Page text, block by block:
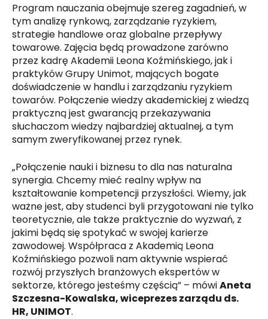
Program nauczania obejmuje szereg zagadnień, w
tym analizę rynkową, zarządzanie ryzykiem,
strategie handlowe oraz globalne przepływy
towarowe. Zajęcia będą prowadzone zarówno
przez kadrę Akademii Leona Koźmińskiego, jak i
praktyków Grupy Unimot, mających bogate
doświadczenie w handlu i zarządzaniu ryzykiem
towarów. Połączenie wiedzy akademickiej z wiedzą
praktyczną jest gwarancją przekazywania
słuchaczom wiedzy najbardziej aktualnej, a tym
samym zweryfikowanej przez rynek.
„Połączenie nauki i biznesu to dla nas naturalna
synergia. Chcemy mieć realny wpływ na
kształtowanie kompetencji przyszłości. Wiemy, jak
ważne jest, aby studenci byli przygotowani nie tylko
teoretycznie, ale także praktycznie do wyzwań, z
jakimi będą się spotykać w swojej karierze
zawodowej. Współpraca z Akademią Leona
Koźmińskiego pozwoli nam aktywnie wspierać
rozwój przyszłych branżowych ekspertów w
sektorze, którego jesteśmy częścią” – mówiAneta
Szczesna-Kowalska, wiceprezes zarządu ds.
HR, UNIMOT.